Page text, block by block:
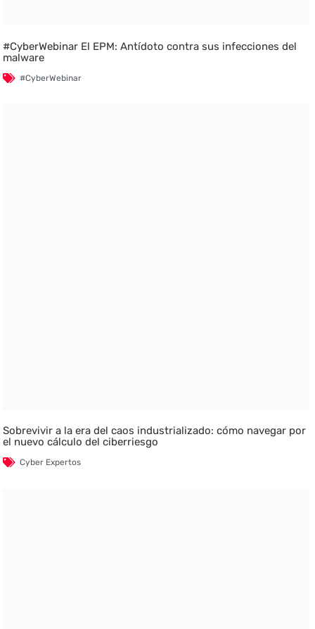
#CyberWebinar El EPM: Antídoto contra sus infecciones del
malware
#CyberWebinar
Sobrevivir a la era del caos industrializado: cómo navegar por
el nuevo cálculo del ciberriesgo
Cyber Expertos